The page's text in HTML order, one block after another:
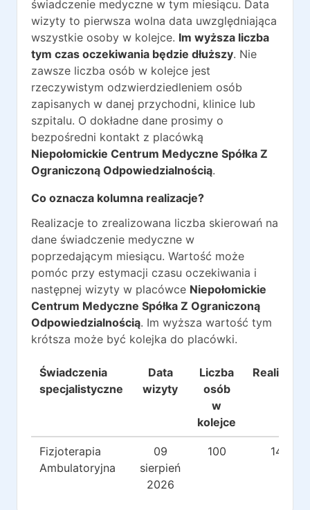
świadczenie medyczne w tym miesiącu. Data
wizyty to pierwsza wolna data uwzględniająca
wszystkie osoby w kolejce. Im wyższa liczba
tym czas oczekiwania będzie dłuższy. Nie
zawsze liczba osób w kolejce jest
rzeczywistym odzwierdziedleniem osób
zapisanych w danej przychodni, klinice lub
szpitalu. O dokładne dane prosimy o
bezpośredni kontakt z placówką
Niepołomickie Centrum Medyczne Spółka Z
Ograniczoną Odpowiedzialnością.
Co oznacza kolumna realizacje?
Realizacje to zrealizowana liczba skierowań na
dane świadczenie medyczne w
poprzedającym miesiącu. Wartość może
pomóc przy estymacji czasu oczekiwania i
następnej wizyty w placówce Niepołomickie
Centrum Medyczne Spółka Z Ograniczoną
Odpowiedzialnością. Im wyższa wartość tym
krótsza może być kolejka do placówki.
Świadczenia
specjalistyczne
Data
wizyty
Liczba
osób
w
kolejce
Realizacje
Fizjoterapia
Ambulatoryjna
09
sierpień
2026
100 140